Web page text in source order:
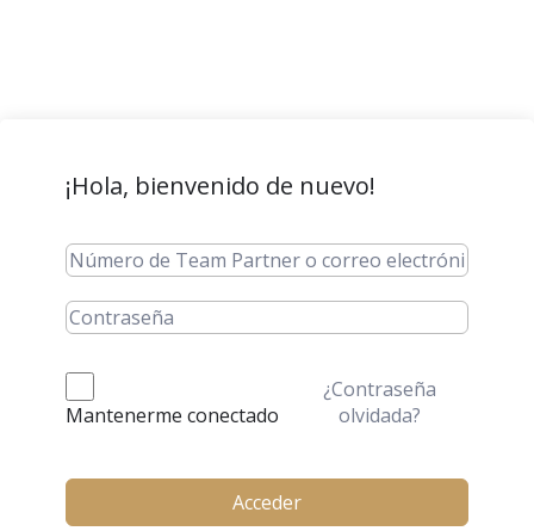
¡Hola, bienvenido de nuevo!
Mantenerme conectado
¿Contraseña
olvidada?
Acceder